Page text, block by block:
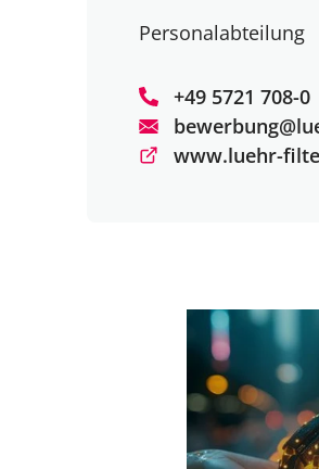
Personalabteilung
+49 5721 708-0
www.luehr-